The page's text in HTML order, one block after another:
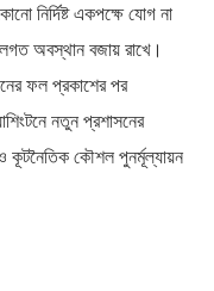
নির্দিষ্ট একপক্ষে যোগ না
অবস্থান বজায় রাখে।
ফল প্রকাশের পর
নতুন প্রশাসনের
ও কূটনৈতিক কৌশল পুনর্মূল্যায়ন